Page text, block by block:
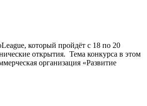
League, который пройдёт с 18 по 20
открытия. Тема конкурса в этом
организация «Развитие